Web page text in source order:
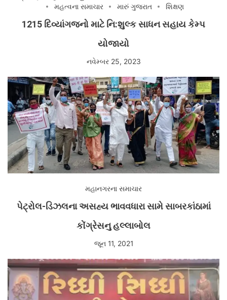
મહત્વના સમાચાર
મારું ગુજરાત શિક્ષણ
1215 દિવ્યાંગજનો માટે નિ:શુલ્ક સાધન સહાય કેમ્પ
યોજાયો
નવેમ્બર 25, 2023
મહાનગરના સમાચાર
પેટ્રોલ-ડિઝલના અસહ્ય ભાવવધારા સામે સાબરકાંઠામાં
કોંગ્રેસનુ હલ્લાબોલ
જૂન 11, 2021